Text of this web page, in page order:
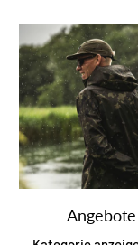
Angebote